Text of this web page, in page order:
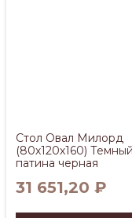
Стол Овал Милорд
(80х120х160)
патина черная
31 651,20 ₽